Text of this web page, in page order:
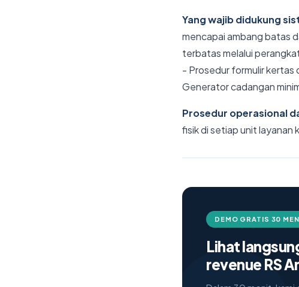
Yang wajib didukung
mencapai ambang batas
terbatas melalui
- Prosedur formulir kertas
Generator cadangan
Prosedur operasional
fisik di setiap unit layanan
DEMO GRATIS 30
Lihat
revenue RS